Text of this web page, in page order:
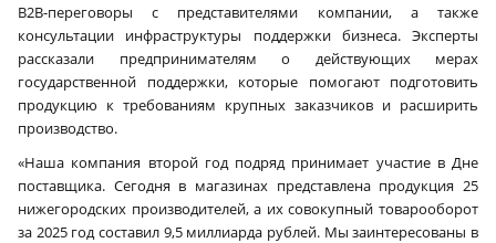
B2B-переговоры с представителями компании, а также
консультации инфраструктуры поддержки бизнеса. Эксперты
рассказали предпринимателям о действующих мерах
государственной поддержки, которые помогают подготовить
продукцию к требованиям крупных заказчиков и расширить
производство.
«Наша компания второй год подряд принимает участие в Дне
поставщика. Сегодня в магазинах представлена продукция 25
нижегородских производителей, а их совокупный товарооборот
за 2025 год составил 9,5 миллиарда рублей. Мы заинтересованы в